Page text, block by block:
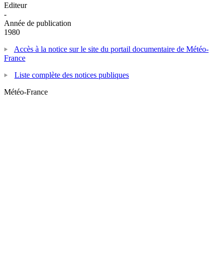
Editeur
-
Année de publication
1980
Accès à la notice sur le site du portail documentaire de Météo-
France
Liste complète des notices publiques
Météo-France